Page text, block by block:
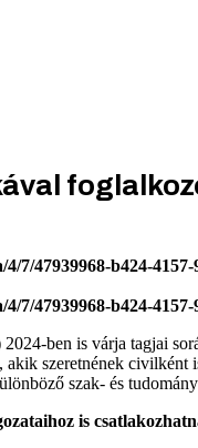
4/7/47939968-b424-
4/7/47939968-b424-
ben is várja tagjai
szeretnének
szak- és
is